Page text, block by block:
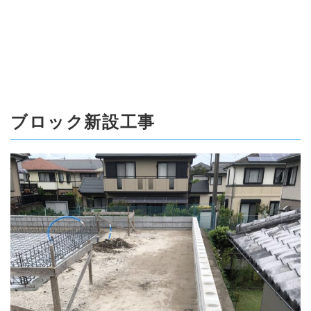
ブロック新設工事